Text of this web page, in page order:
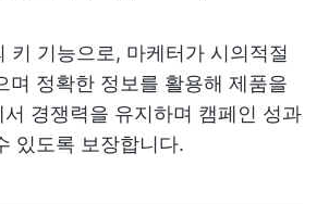
키 기능으로, 마케터가 시의적절
며 정확한 정보를 활용해 제품을
경쟁력을 유지하며 캠페인 성과
있도록 보장합니다.